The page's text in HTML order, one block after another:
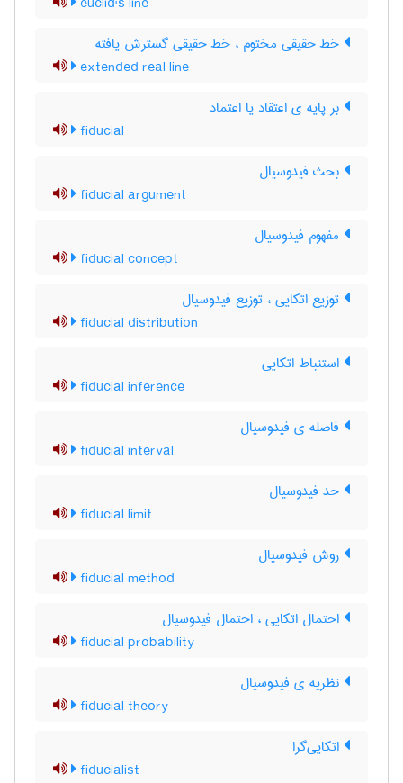
خط حقیقی مختوم ، خط حقیقی گسترش یافته
extended real line
بر پایه ی اعتقاد یا اعتماد
fiducial
بحث فیدوسیال
fiducial argument
مفهوم فیدوسیال
fiducial concept
توزیع اتکایی ، توزیع فیدوسیال
fiducial distribution
استنباط اتکایی
fiducial inference
فاصله ی فیدوسیال
fiducial interval
حد فیدوسیال
fiducial limit
روش فیدوسیال
fiducial method
احتمال اتکایی ، احتمال فیدوسیال
fiducial probability
نظریه ی فیدوسیال
fiducial theory
اتکایی‌گرا
fiducialist